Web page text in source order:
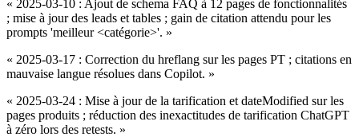
« 2025-03-10 : Ajout de schema FAQ à 12 pages de fonctionnalités
; mise à jour des leads et tables ; gain de citation attendu pour les
prompts 'meilleur <catégorie>'. »
« 2025-03-17 : Correction du hreflang sur les pages PT ; citations en
mauvaise langue résolues dans Copilot. »
« 2025-03-24 : Mise à jour de la tarification et dateModified sur les
pages produits ; réduction des inexactitudes de tarification ChatGPT
à zéro lors des retests. »